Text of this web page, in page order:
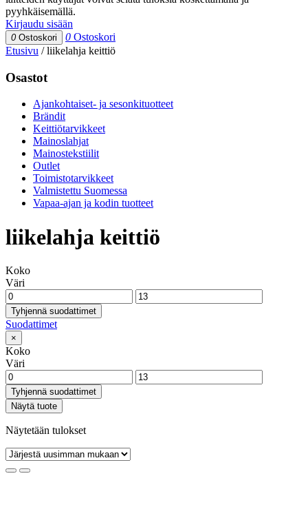
pyyhkäisemällä.
Kirjaudu sisään
0 Ostoskori 0 Ostoskori
Etusivu /liikelahja keittiö
Osastot
Ajankohtaiset- ja sesonkituotteet
Brändit
Keittiötarvikkeet
Mainoslahjat
Mainostekstiilit
Outlet
Toimistotarvikkeet
Valmistettu Suomessa
Vapaa-ajan ja kodin tuotteet
liikelahja keittiö
Koko
Väri
Tyhjennä suodattimet
Suodattimet
×
Koko
Väri
Tyhjennä suodattimet
Näytä tuote
Näytetään tulokset